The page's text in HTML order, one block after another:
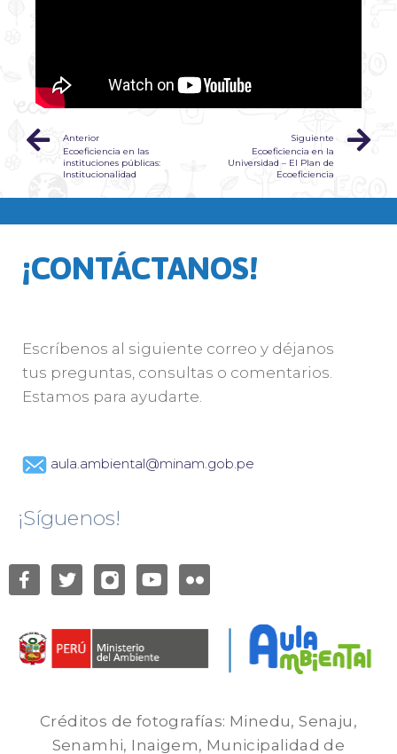
Anterior
Ecoeficiencia en las
instituciones públicas:
Institucionalidad
Siguiente
Ecoeficiencia en la
Universidad – El Plan de
Ecoeficiencia
¡CONTÁCTANOS!
Escríbenos al siguiente correo y déjanos
tus preguntas, consultas o comentarios.
Estamos para ayudarte.
aula.ambiental@minam.gob.pe
¡Síguenos!
Créditos de fotografías: Minedu, Senaju,
Senamhi, Inaigem, Municipalidad de